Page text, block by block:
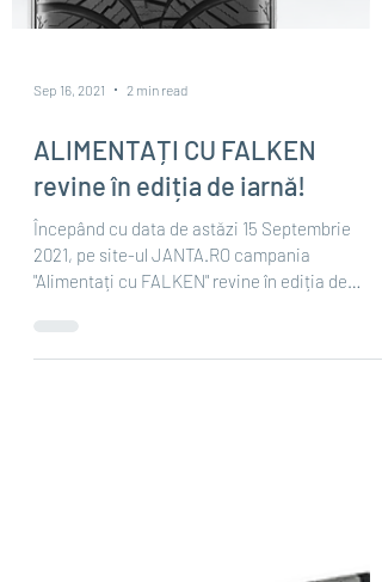
Sep 16, 2021 2 min read
ALIMENTAȚI CU FALKEN
revine în ediția de iarnă!
Începând cu data de astăzi 15 Septembrie
2021, pe site-ul JANTA.RO campania